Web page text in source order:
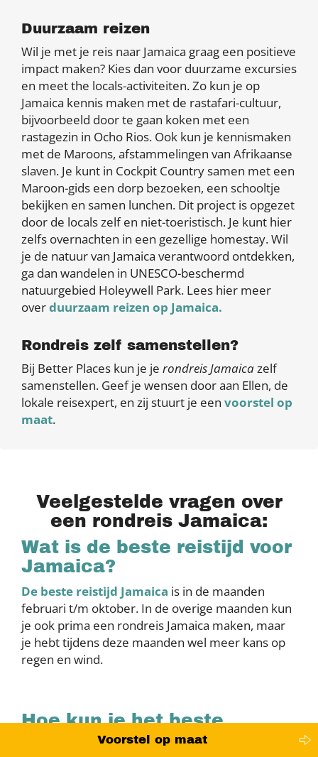
Duurzaam reizen
Wil je met je reis naar Jamaica graag een positieve
impact maken? Kies dan voor duurzame excursies
en meet the locals-activiteiten. Zo kun je op
Jamaica kennis maken met de rastafari-cultuur,
bijvoorbeeld door te gaan koken met een
rastagezin in Ocho Rios. Ook kun je kennismaken
met de Maroons, afstammelingen van Afrikaanse
slaven. Je kunt in Cockpit Country samen met een
Maroon-gids een dorp bezoeken, een schooltje
bekijken en samen lunchen. Dit project is opgezet
door de locals zelf en niet-toeristisch. Je kunt hier
zelfs overnachten in een gezellige homestay. Wil
je de natuur van Jamaica verantwoord ontdekken,
ga dan wandelen in UNESCO-beschermd
natuurgebied Holeywell Park. Lees hier meer
overduurzaam reizen op Jamaica.
Rondreis zelf samenstellen?
Bij Better Places kun je je rondreis Jamaicazelf
samenstellen. Geef je wensen door aan Ellen, de
lokale reisexpert, en zij stuurt je een voorstel op
maat.
Veelgestelde vragen over
een rondreis Jamaica:
Wat is de beste reistijd voor
Jamaica?
De beste reistijd Jamaica is in de maanden
februari t/m oktober. In de overige maanden kun
je ook prima een rondreis Jamaica maken, maar
je hebt tijdens deze maanden wel meer kans op
regen en wind.
Hoe kun je het beste
rondreizen op Jamaica?
Voorstel op maat